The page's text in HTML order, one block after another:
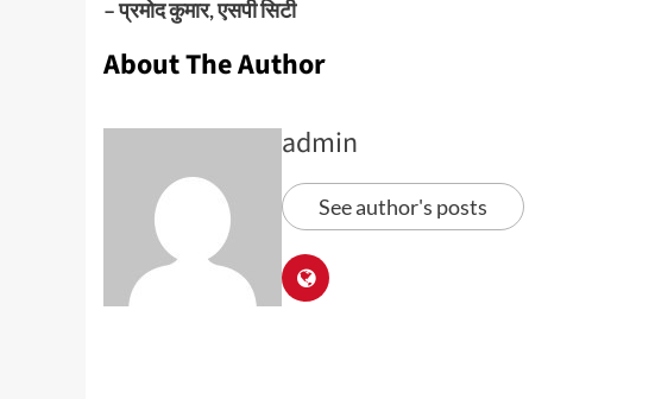
– प्रमोद कुमार, एसपी सिटी
About The Author
admin
See author's posts